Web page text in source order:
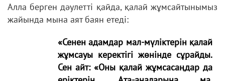
Алла берген дәулетті қайда, қалай жұмсайтынымыз
жайында мына аят баян етеді:
«Сенен адамдар мал-мүліктерін қалай
жұмсауы керектігі жөнінде сұрайды.
Сен айт: «Оны қалай жұмсасаңдар да